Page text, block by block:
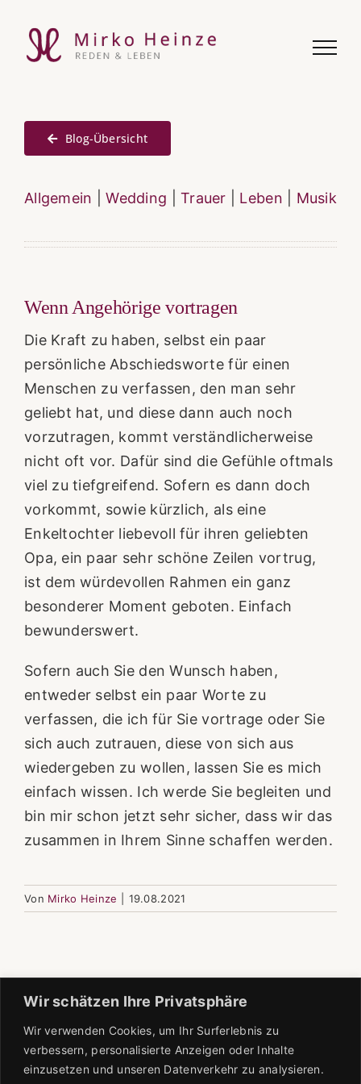
Wir schätzen Ihre Privatsphäre
Wir verwenden Cookies, um Ihr Surferlebnis zu
verbessern, personalisierte Anzeigen oder Inhalte
einzusetzen und unseren Datenverkehr zu analysieren.
Inhalt
springen
Blog-Übersicht
Allgemein |Wedding |Trauer Leben Musik
Wenn Angehörige vortragen
Die Kraft zu haben, selbst ein paar
persönliche Abschiedsworte für einen
Menschen zu verfassen, den man sehr
geliebt hat, und diese dann auch noch
vorzutragen, kommt verständlicherweise
nicht oft vor. Dafür sind die Gefühle oftmals
viel zu tiefgreifend. Sofern es dann doch
vorkommt, sowie kürzlich, als eine
Enkeltochter liebevoll für ihren geliebten
Opa, ein paar sehr schöne Zeilen vortrug,
ist dem würdevollen Rahmen ein ganz
besonderer Moment geboten. Einfach
bewunderswert.
Sofern auch Sie den Wunsch haben,
entweder selbst ein paar Worte zu
verfassen, die ich für Sie vortrage oder Sie
sich auch zutrauen, diese von sich aus
wiedergeben zu wollen, lassen Sie es mich
einfach wissen. Ich werde Sie begleiten und
bin mir schon jetzt sehr sicher, dass wir das
zusammen in Ihrem Sinne schaffen werden.
Von Mirko Heinze 19.08.2021